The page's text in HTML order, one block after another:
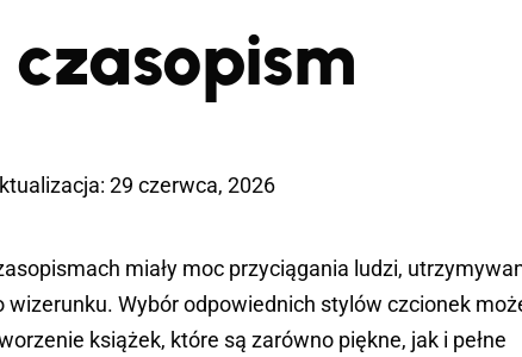
29 czerwca, 2026
miały moc przyciągania ludzi,
Wybór odpowiednich stylów czcionek
książek, które są zarówno piękne, jak i pełne